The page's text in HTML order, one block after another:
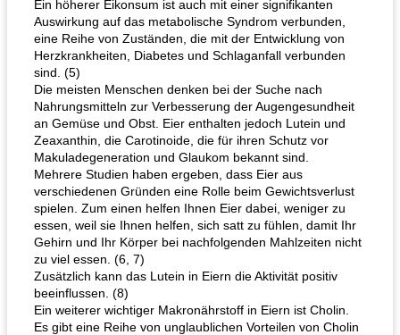
Ein höherer Eikonsum ist auch mit einer signifikanten
Auswirkung auf das metabolische Syndrom verbunden,
eine Reihe von Zuständen, die mit der Entwicklung von
Herzkrankheiten, Diabetes und Schlaganfall verbunden
sind. (5)
Die meisten Menschen denken bei der Suche nach
Nahrungsmitteln zur Verbesserung der Augengesundheit
an Gemüse und Obst. Eier enthalten jedoch Lutein und
Zeaxanthin, die Carotinoide, die für ihren Schutz vor
Makuladegeneration und Glaukom bekannt sind.
Mehrere Studien haben ergeben, dass Eier aus
verschiedenen Gründen eine Rolle beim Gewichtsverlust
spielen. Zum einen helfen Ihnen Eier dabei, weniger zu
essen, weil sie Ihnen helfen, sich satt zu fühlen, damit Ihr
Gehirn und Ihr Körper bei nachfolgenden Mahlzeiten nicht
zu viel essen. (6, 7)
Zusätzlich kann das Lutein in Eiern die Aktivität positiv
beeinflussen. (8)
Ein weiterer wichtiger Makronährstoff in Eiern ist Cholin.
Es gibt eine Reihe von unglaublichen Vorteilen von Cholin